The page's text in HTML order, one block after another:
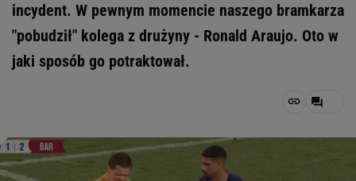
incydent. W pewnym momencie naszego bramkarza
"pobudził" kolega z drużyny - Ronald Araujo. Oto w
jaki sposób go potraktował.